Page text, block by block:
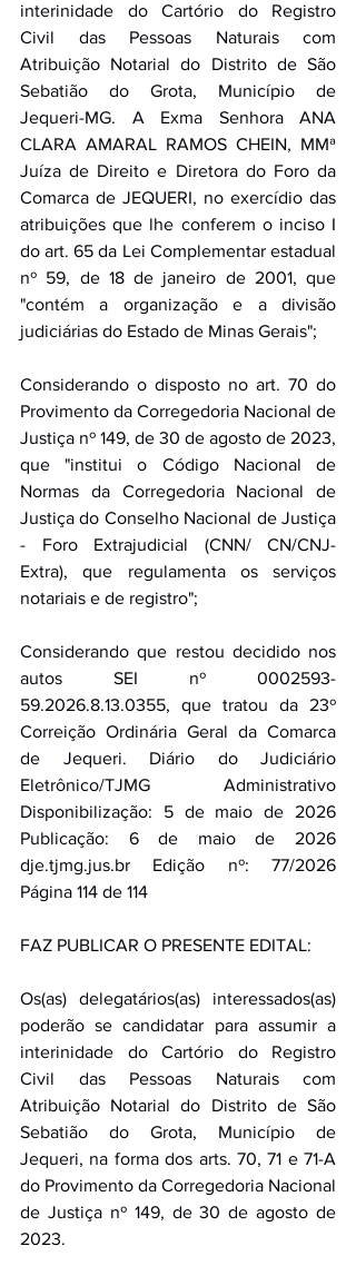
interinidade do Cartório do Registro
Civil das Pessoas Naturais com
Atribuição Notarial do Distrito de São
Sebatião do Grota, Município de
Jequeri-MG. A Exma Senhora ANA
CLARA AMARAL RAMOS CHEIN, MMª
Juíza de Direito e Diretora do Foro da
Comarca de JEQUERI, no exercídio das
atribuições que lhe conferem o inciso I
do art. 65 da Lei Complementar estadual
nº 59, de 18 de janeiro de 2001, que
"contém a organização e a divisão
judiciárias do Estado de Minas Gerais";
Considerando o disposto no art. 70 do
Provimento da Corregedoria Nacional de
Justiça nº 149, de 30 de agosto de 2023,
que "institui o Código Nacional de
Normas da Corregedoria Nacional de
Justiça do Conselho Nacional de Justiça
- Foro Extrajudicial (CNN/ CN/CNJ-
Extra), que regulamenta os serviços
notariais e de registro";
Considerando que restou decidido nos
autos SEI nº 0002593-
59.2026.8.13.0355, que tratou da 23º
Correição Ordinária Geral da Comarca
de Jequeri. Diário do Judiciário
Eletrônico/TJMG Administrativo
Disponibilização: 5 de maio de 2026
dje.tjmg.jus.br Edição nº: 77/2026
Página 114 de 114
FAZ PUBLICAR O PRESENTE EDITAL:
Os(as) delegatários(as) interessados(as)
poderão se candidatar para assumir a
interinidade do Cartório do Registro
Civil das Pessoas Naturais com
Atribuição Notarial do Distrito de São
Sebatião do Grota, Município de
Jequeri, na forma dos arts. 70, 71 e 71-A
do Provimento da Corregedoria Nacional
de Justiça nº 149, de 30 de agosto de
2023.